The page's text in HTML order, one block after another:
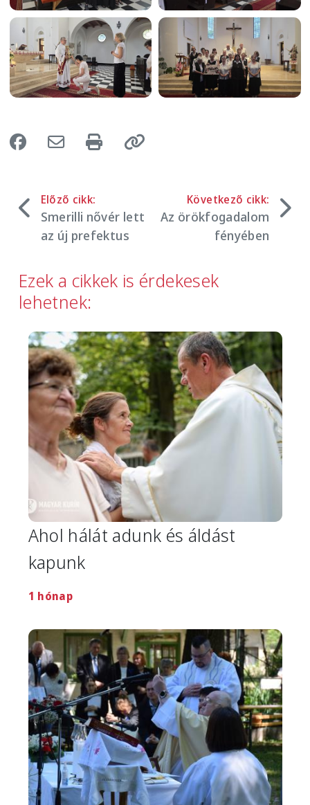
Image Image
Előző cikk:
Smerilli nővér lett
az új prefektus
Következő cikk:
Az örökfogadalom
fényében
Ezek a cikkek is érdekesek
lehetnek:
Image
Ahol hálát adunk és áldást
kapunk
1 hónap
Image